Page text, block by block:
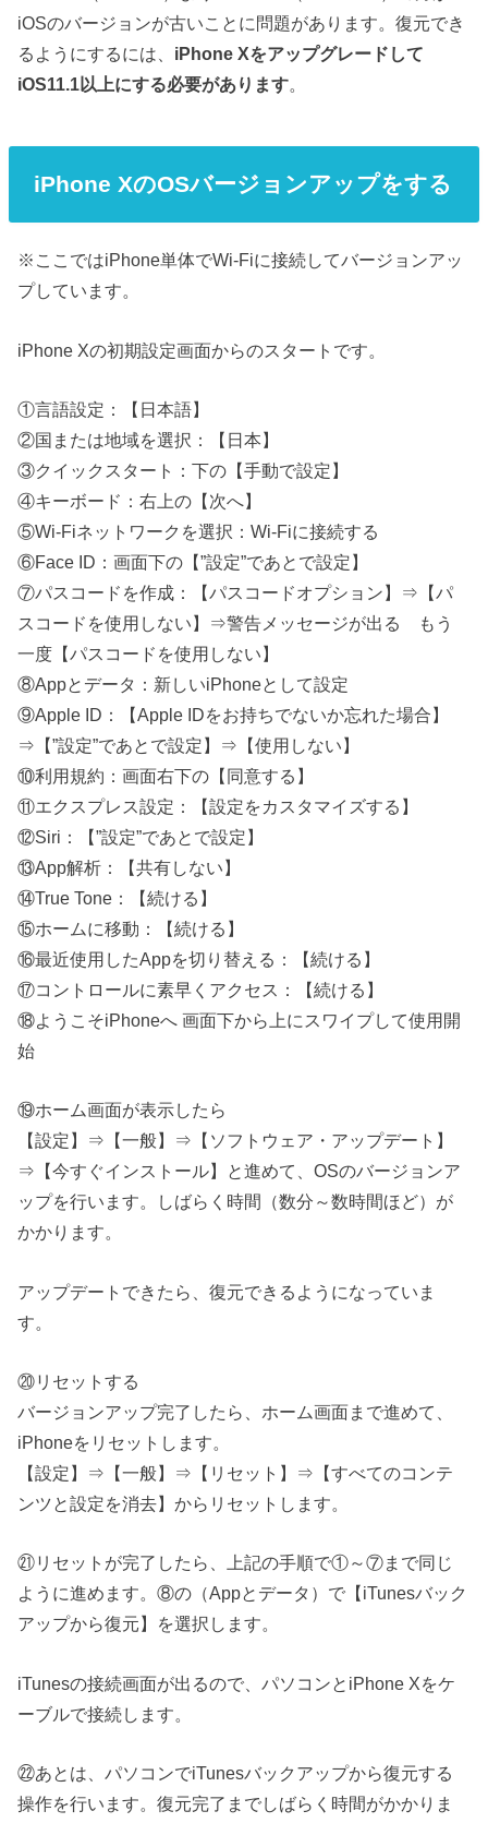
iOSのバージョンが古いことに問題があります。復元でき
るようにするには、 iPhone Xをアップグレードして
iOS11.1以上にする必要があります。
iPhone XのOSバージョンアップをする
※ここではiPhone単体でWi-Fiに接続してバージョンアッ
プしています。
iPhone Xの初期設定画面からのスタートです。
①言語設定：【日本語】
②国または地域を選択：【日本】
③クイックスタート：下の【手動で設定】
④キーボード：右上の【次へ】
⑤Wi-Fiネットワークを選択：Wi-Fiに接続する
⑥Face ID：画面下の【”設定”であとで設定】
⑦パスコードを作成：【パスコードオプション】⇒【パ
スコードを使用しない】⇒警告メッセージが出る もう
一度【パスコードを使用しない】
⑧Appとデータ：新しいiPhoneとして設定
⑨Apple ID：【Apple IDをお持ちでないか忘れた場合】
⇒【”設定”であとで設定】⇒【使用しない】
⑩利用規約：画面右下の【同意する】
⑪エクスプレス設定：【設定をカスタマイズする】
⑫Siri：【”設定”であとで設定】
⑬App解析：【共有しない】
⑭True Tone：【続ける】
⑮ホームに移動：【続ける】
⑯最近使用したAppを切り替える：【続ける】
⑰コントロールに素早くアクセス：【続ける】
⑱ようこそiPhoneへ 画面下から上にスワイプして使用開
始
⑲ホーム画面が表示したら
【設定】⇒【一般】⇒【ソフトウェア・アップデート】
⇒【今すぐインストール】と進めて、OSのバージョンア
ップを行います。しばらく時間（数分～数時間ほど）が
かかります。
アップデートできたら、復元できるようになっていま
す。
⑳リセットする
バージョンアップ完了したら、ホーム画面まで進めて、
iPhoneをリセットします。
【設定】⇒【一般】⇒【リセット】⇒【すべてのコンテ
ンツと設定を消去】からリセットします。
㉑リセットが完了したら、上記の手順で①～⑦まで同じ
ように進めます。⑧の（Appとデータ）で【iTunesバック
アップから復元】を選択します。
iTunesの接続画面が出るので、パソコンとiPhone Xをケ
ーブルで接続します。
㉒あとは、パソコンでiTunesバックアップから復元する
操作を行います。復元完了までしばらく時間がかかりま